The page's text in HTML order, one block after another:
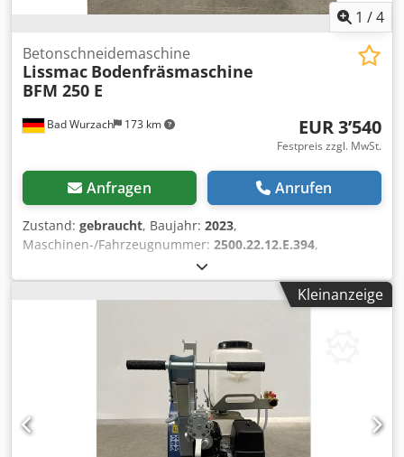
1 /4
Bad Wurzach 173 km
Betonschneidemaschine
Lissmac Bodenfräsmaschine
BFM 250 E
EUR 3’540
Festpreis zzgl. MwSt.
Anfragen Anrufen
Zustand: gebraucht, Baujahr: 2023,
Maschinen-/Fahrzeugnummer: 2500.22.12.E.394,
voll funktionsfähig
Monate, ausgenommen Motor Dedpoy H Ak Eefx Adqskr
Kleinanzeige